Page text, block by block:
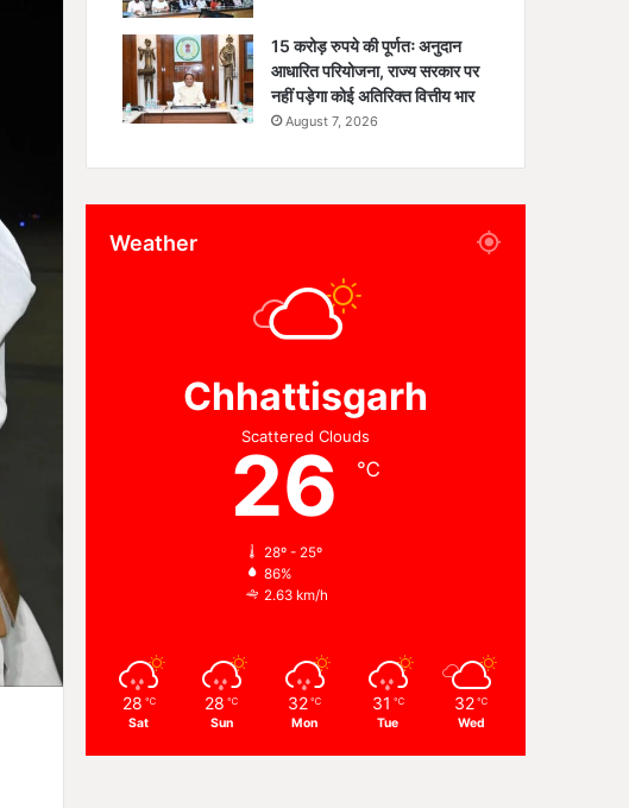
15 करोड़ रुपये की पूर्णतः अनुदान
आधारित परियोजना, राज्य सरकार पर
नहीं पड़ेगा कोई अतिरिक्त वित्तीय भार
August 7, 2026
Weather
Chhattisgarh
Scattered Clouds
26 ℃
28º - 25º
86%
2.63 km/h
28 ℃
Sat
28 ℃
Sun
32 ℃
Mon
31 ℃
Tue
32 ℃
Wed